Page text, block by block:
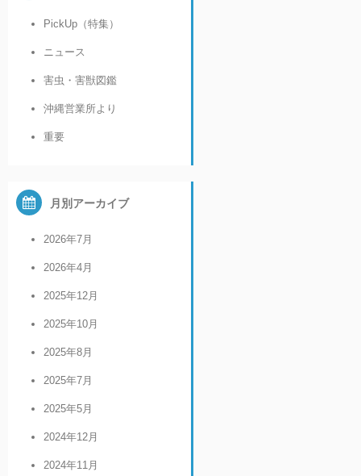
PickUp（特集）
ニュース
害虫・害獣図鑑
沖縄営業所より
重要
月別アーカイブ
2026年7月
2026年4月
2025年12月
2025年10月
2025年8月
2025年7月
2025年5月
2024年12月
2024年11月